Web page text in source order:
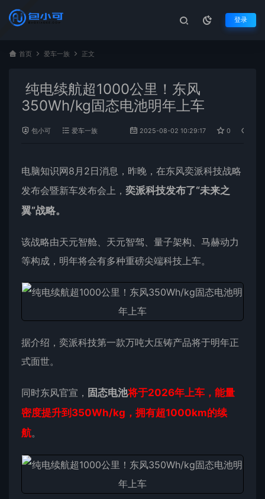
登录
首页 爱车一族 正文
纯电续航超1000公里！东风
350Wh/kg固态电池明年上车
包小可 爱车一族 2025-08-02 10:29:17 0
电脑知识网8月2日消息，昨晚，在东风奕派科技战略
发布会暨新车发布会上， 奕派科技发布了“未来之
翼”战略。
该战略由天元智舱、天元智驾、量子架构、马赫动力
等构成，明年将会有多种重磅尖端科技上车。
据介绍，奕派科技第一款万吨大压铸产品将于明年正
式面世。
同时东风官宣， 固态电池将于2026年上车，能量
密度提升到350Wh/kg，拥有超1000km的续
航。